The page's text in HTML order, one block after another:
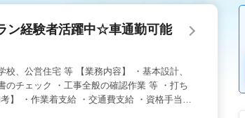
ン経験者活躍中☆車通勤可能
、公営住宅 等 【業務内容】 ・基本設計、
のチェック ・工事全般の確認作業 等 ・打ち
】 ・作業着支給 ・交通費支給 ・資格手当支